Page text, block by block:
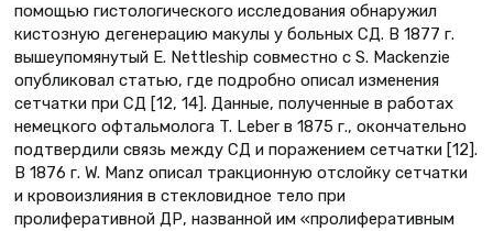
помощью гистологического исследования обнаружил
кистозную дегенерацию макулы у больных СД. В 1877 г.
вышеупомянутый E. Nettleship совместно с S. Mackenzie
опубликовал статью, где подробно описал изменения
сетчатки при СД [12, 14]. Данные, полученные в работах
немецкого офтальмолога T. Leber в 1875 г., окончательно
подтвердили связь между СД и поражением сетчатки [12].
В 1876 г. W. Manz описал тракционную отслойку сетчатки
и кровоизлияния в стекловидное тело при
пролиферативной ДР, названной им «пролиферативным